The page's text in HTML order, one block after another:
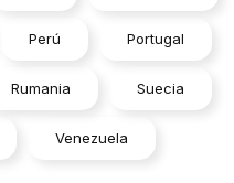
Perú Portugal
Rumania Suecia
Venezuela